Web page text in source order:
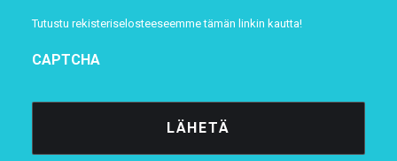
Tutustu rekisteriselosteeseemmetämän linkin kautta!
CAPTCHA